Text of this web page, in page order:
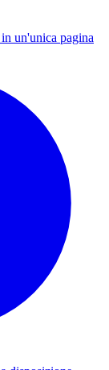
un'unica pagina